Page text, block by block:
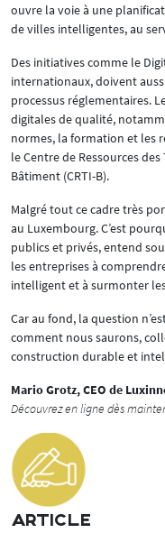
ouvre la voie à une
de villes intelligentes, au
Des initiatives comme le
internationaux, doivent
processus réglementaires.
digitales de qualité,
normes, la formation et les
le Centre de Ressources
Bâtiment (CRTI-B).
Malgré tout ce cadre très
au Luxembourg. C’est
publics et privés, entend
les entreprises à
intelligent et à surmonter
Car au fond, la question
comment nous saurons,
construction durable et
Mario Grotz, CEO de
Découvrez en ligne dès
ARTICLE